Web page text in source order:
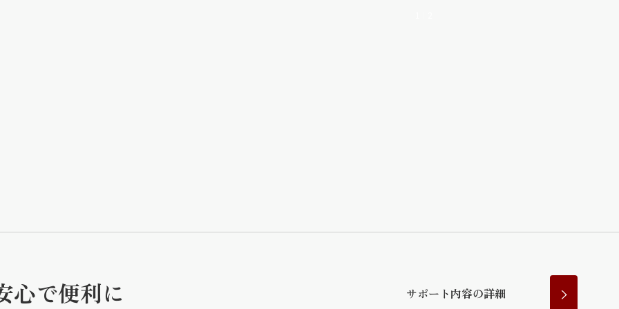
心で便利に サポー ト内容の詳細